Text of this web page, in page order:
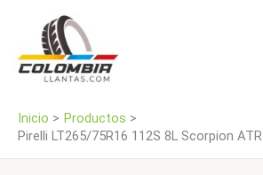
contenido
Inicio
Productos
Pirelli LT265/75R16 112S 8L Scorpion ATR
cantidad